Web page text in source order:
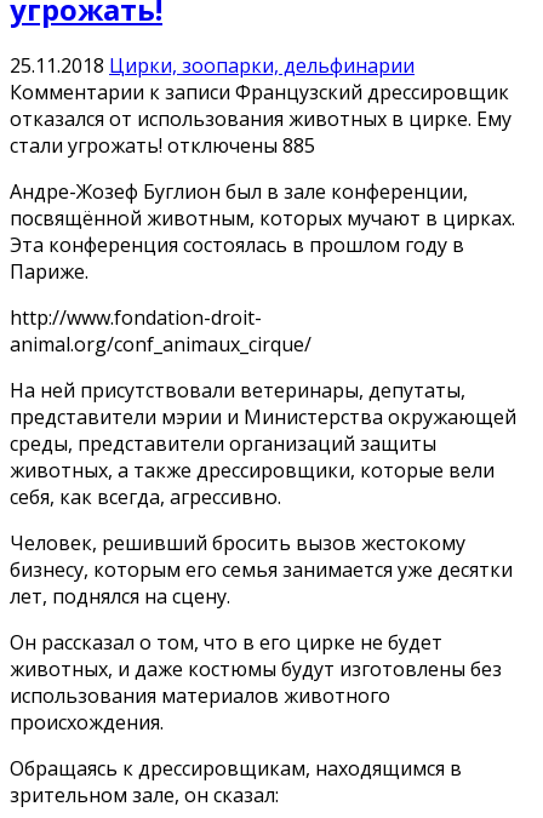
угрожать!
25.11.2018 Цирки, зоопарки, дельфинарии
Комментарии к записи Французский дрессировщик
отказался от использования животных в цирке. Ему
стали угрожать! отключены 885
Андре-Жозеф Буглион был в зале конференции,
посвящённой животным, которых мучают в цирках.
Эта конференция состоялась в прошлом году в
Париже.
http://www.fondation-droit-
animal.org/conf_animaux_cirque/
На ней присутствовали ветеринары, депутаты,
представители мэрии и Министерства окружающей
среды, представители организаций защиты
животных, а также дрессировщики, которые вели
себя, как всегда, агрессивно.
Человек, решивший бросить вызов жестокому
бизнесу, которым его семья занимается уже десятки
лет, поднялся на сцену.
Он рассказал о том, что в его цирке не будет
животных, и даже костюмы будут изготовлены без
использования материалов животного
происхождения.
Обращаясь к дрессировщикам, находящимся в
зрительном зале, он сказал: